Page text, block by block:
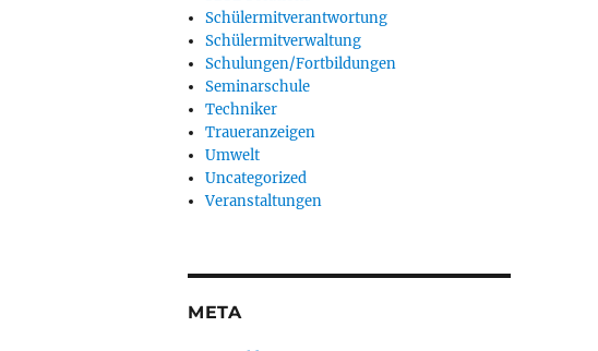
Schülermitverantwortung
Schülermitverwaltung
Schulungen/Fortbildungen
Seminarschule
Techniker
Traueranzeigen
Umwelt
Uncategorized
Veranstaltungen
META